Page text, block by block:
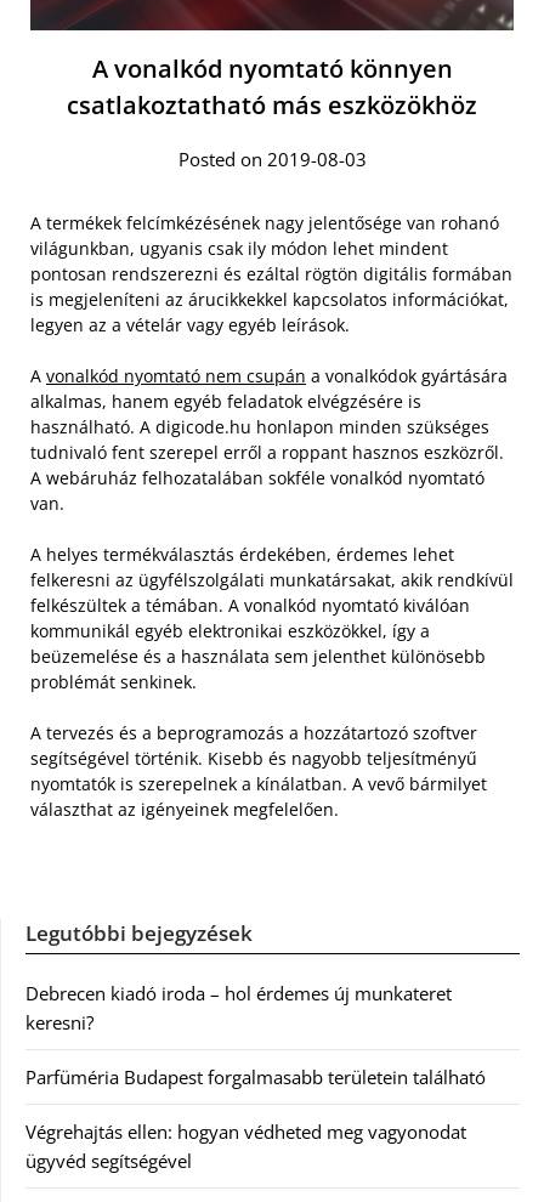
A vonalkód nyomtató könnyen
csatlakoztatható más eszközökhöz
Posted on 2019-08-03
A termékek felcímkézésének nagy jelentősége van rohanó
világunkban, ugyanis csak ily módon lehet mindent
pontosan rendszerezni és ezáltal rögtön digitális formában
is megjeleníteni az árucikkekkel kapcsolatos információkat,
legyen az a vételár vagy egyéb leírások.
A vonalkód nyomtató nem csupán a vonalkódok gyártására
alkalmas, hanem egyéb feladatok elvégzésére is
használható. A digicode.hu honlapon minden szükséges
tudnivaló fent szerepel erről a roppant hasznos eszközről.
A webáruház felhozatalában sokféle vonalkód nyomtató
van.
A helyes termékválasztás érdekében, érdemes lehet
felkeresni az ügyfélszolgálati munkatársakat, akik rendkívül
felkészültek a témában. A vonalkód nyomtató kiválóan
kommunikál egyéb elektronikai eszközökkel, így a
beüzemelése és a használata sem jelenthet különösebb
problémát senkinek.
A tervezés és a beprogramozás a hozzátartozó szoftver
segítségével történik. Kisebb és nagyobb teljesítményű
nyomtatók is szerepelnek a kínálatban. A vevő bármilyet
választhat az igényeinek megfelelően.
Legutóbbi bejegyzések
Debrecen kiadó iroda – hol érdemes új munkateret
keresni?
Parfüméria Budapest forgalmasabb területein található
Végrehajtás ellen: hogyan védheted meg vagyonodat
ügyvéd segítségével